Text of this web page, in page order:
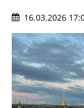
16.03.2026